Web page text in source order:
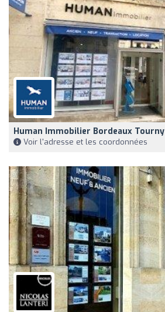
Human Immobilier Bordeaux Tourny
Voir l'adresse et les coordonnées